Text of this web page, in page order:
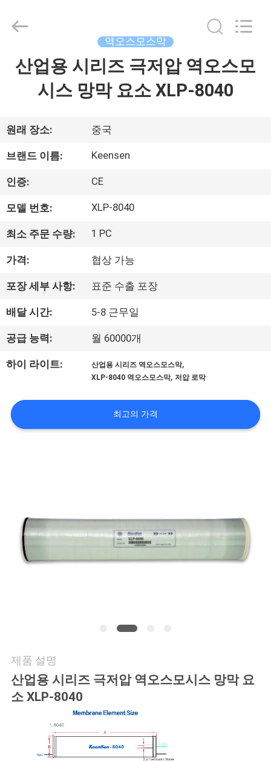
집
품
우
리
하
여
공
장
행
요
뉴
2026
Technology
역오스모스막
산업용 시리즈 극저압 역오스모
시스 망막 요소 XLP-8040
원래 장소: 중국
브랜드 이름: Keensen
인증: CE
모델 번호: XLP-8040
최소 주문 수량: 1 PC
가격: 협상 가능
포장 세부 사항: 표준 수출 포장
배달 시간: 5-8 근무일
공급 능력: 월 60000개
하이 라이트: 산업용 시리즈 역오스모스막,
XLP-8040 역오스모스막,저압 로막
최고의 가격
제품 설명
산업용 시리즈 극저압 역오스모시스 망막 요
소 XLP-8040